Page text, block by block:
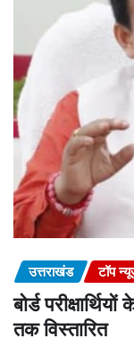
उत्तराखंड टॉप
बोर्ड
तक विस्तारित